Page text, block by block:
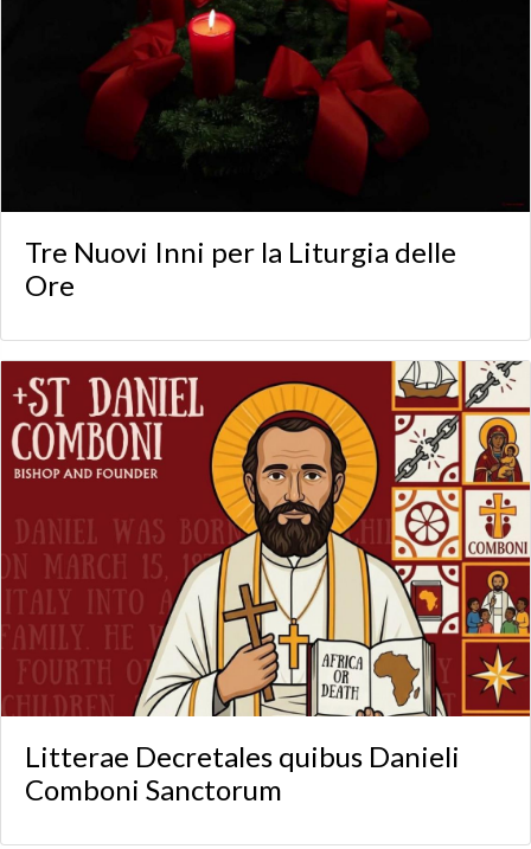
Tre Nuovi Inni per la Liturgia delle
Ore
Litterae Decretales quibus Danieli
Comboni Sanctorum